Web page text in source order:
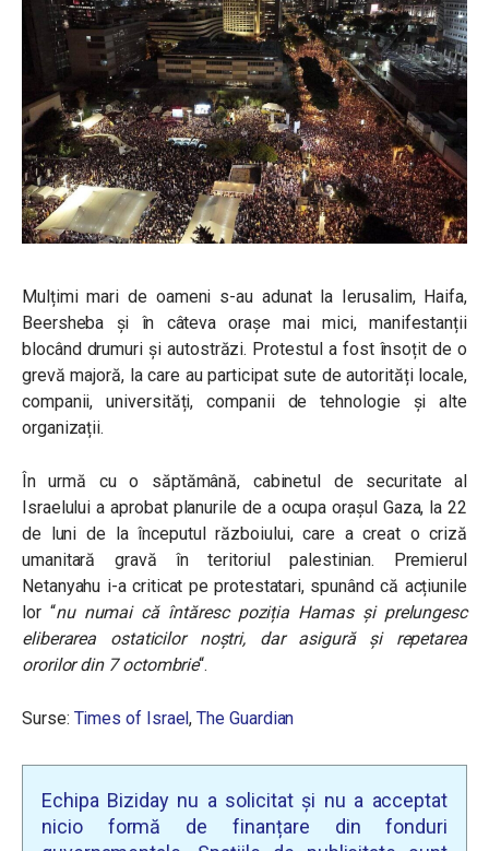
Mulțimi mari de oameni s-au adunat la Ierusalim, Haifa,
Beersheba și în câteva orașe mai mici, manifestanții
blocând drumuri și autostrăzi. Protestul a fost însoțit de o
grevă majoră, la care au participat sute de autorități locale,
companii, universități, companii de tehnologie și alte
organizații.
În urmă cu o săptămână, cabinetul de securitate al
Israelului a aprobat planurile de a ocupa orașul Gaza, la 22
de luni de la începutul războiului, care a creat o criză
umanitară gravă în teritoriul palestinian. Premierul
Netanyahu i-a criticat pe protestatari, spunând că acțiunile
lor “nu numai că întăresc poziția Hamas și prelungesc
eliberarea ostaticilor noștri, dar asigură și repetarea
ororilor din 7 octombrie“.
Surse: Times of Israel,The Guardian
Echipa Biziday nu a solicitat și nu a acceptat
nicio formă de finanțare din fonduri